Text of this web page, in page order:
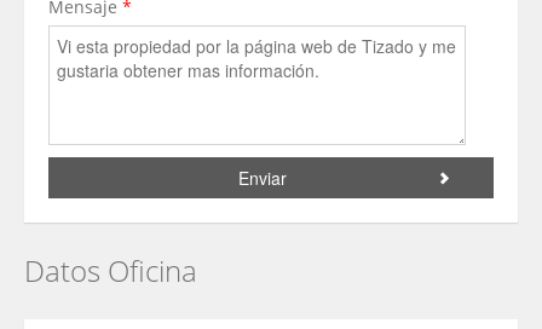
Mensaje *
Datos Oficina